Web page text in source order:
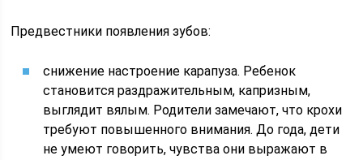
Предвестники появления зубов:
снижение настроение карапуза. Ребенок
становится раздражительным, капризным,
выглядит вялым. Родители замечают, что крохи
требуют повышенного внимания. До года, дети
не умеют говорить, чувства они выражают в